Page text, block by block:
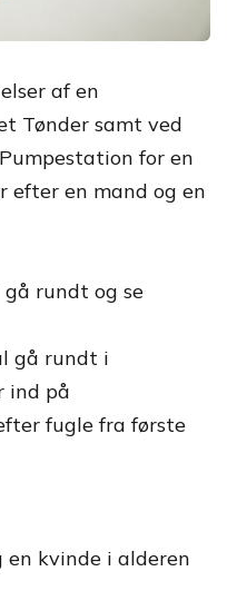
af en
Tønder samt ved
for en
efter en mand og en
gå rundt og se
gå rundt i
ind på
fugle fra første
en kvinde i alderen